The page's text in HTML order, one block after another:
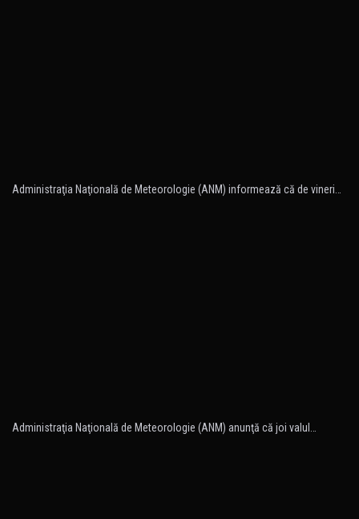
Administraţia Naţională de Meteorologie (ANM) informează că de vineri…
Administraţia Naţională de Meteorologie (ANM) anunţă că joi valul…